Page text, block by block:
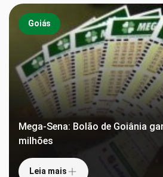
Goiás
Mega-Sena: Bolão de Goiânia
milhões
Leia mais